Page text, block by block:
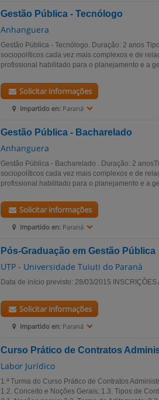
Gestão Pública - Tecnólogo
Anhanguera
Gestão Pública - Tecnólogo. Duração: 2 anos
sociopolíticos cada vez mais complexos e de
profissional habilitado para o planejamento e a
Impartido en: Paraná
Solicitar informações
Gestão Pública - Bacharelado
Anhanguera
Gestão Pública - Bacharelado . Duração: 2
sociopolíticos cada vez mais complexos e de
profissional habilitado para o planejamento e a
Impartido en: Paraná
Solicitar informações
Pós-Graduação em Gestão Pública
UTP - Universidade Tuiuti do Paraná
Data de início previsto: 28/03/2015
Impartido en: Paraná
Solicitar informações
Curso Prático de Contratos
Labor Jurídico
1.ª Turma do Curso Prático de Contratos
1.2. Conceito e Noções Gerais; 1.3. Tipos de